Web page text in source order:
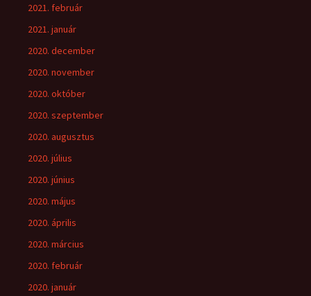
2021. február
2021. január
2020. december
2020. november
2020. október
2020. szeptember
2020. augusztus
2020. július
2020. június
2020. május
2020. április
2020. március
2020. február
2020. január